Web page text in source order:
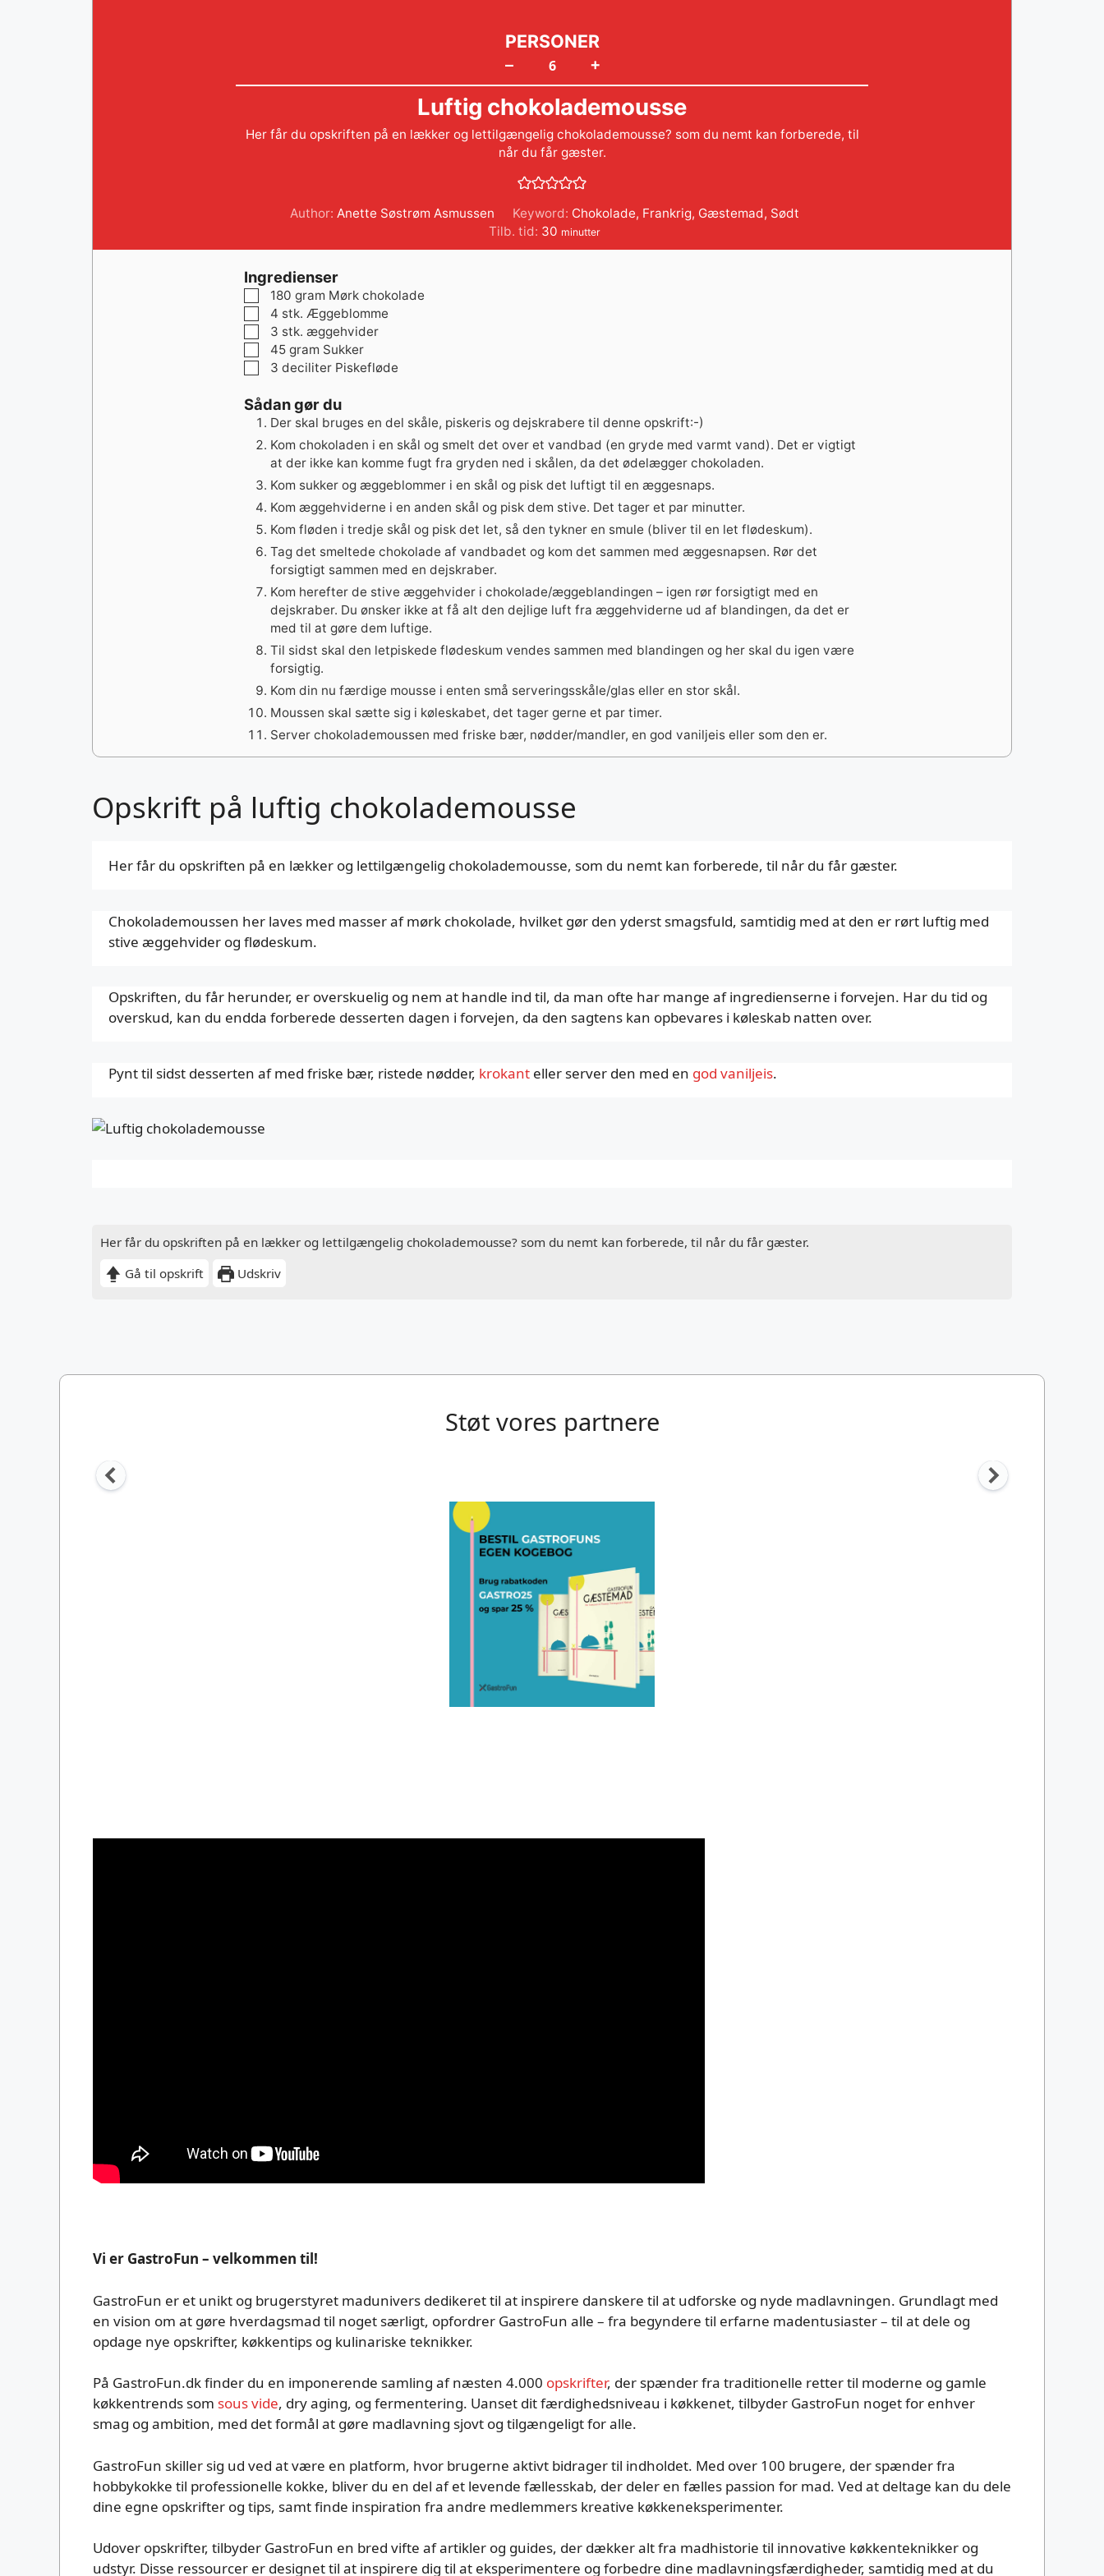
Her får du opskriften på en lækker og lettilgængelig chokolademousse? som du nemt kan forberede, til når du får gæster.
Gå til opskrift
Udskriv
Opskrift på luftig chokolademousse
Her får du opskriften på en lækker og lettilgængelig chokolademousse, som du nemt kan forberede, til når du får gæster.
Chokolademoussen her laves med masser af mørk chokolade, hvilket gør den yderst smagsfuld, samtidig med at den er rørt luftig med
stive æggehvider og flødeskum.
Opskriften, du får herunder, er overskuelig og nem at handle ind til, da man ofte har mange af ingredienserne i forvejen. Har du tid og
overskud, kan du endda forberede desserten dagen i forvejen, da den sagtens kan opbevares i køleskab natten over.
Pynt til sidst desserten af med friske bær, ristede nødder, krokant eller server den med en god vaniljeis.
– +
PERSONER
Luftig chokolademousse
Her får du opskriften på en lækker og lettilgængelig chokolademousse? som du nemt kan forberede, til
når du får gæster.
Author: Anette Søstrøm Asmussen Keyword: Chokolade, Frankrig, Gæstemad, Sødt
Tilb. tid: 30minutter
minutter
Ingredienser
▢180 gram Mørk chokolade
▢
4 stk. Æggeblomme
▢
3 stk. æggehvider
▢
45 gram Sukker
▢
3 deciliter Piskefløde
Sådan gør du
Der skal bruges en del skåle, piskeris og dejskrabere til denne opskrift:-)
Kom chokoladen i en skål og smelt det over et vandbad (en gryde med varmt vand). Det er vigtigt
at der ikke kan komme fugt fra gryden ned i skålen, da det ødelægger chokoladen.
Kom sukker og æggeblommer i en skål og pisk det luftigt til en æggesnaps.
Kom æggehviderne i en anden skål og pisk dem stive. Det tager et par minutter.
Kom fløden i tredje skål og pisk det let, så den tykner en smule (bliver til en let flødeskum).
Tag det smeltede chokolade af vandbadet og kom det sammen med æggesnapsen. Rør det
forsigtigt sammen med en dejskraber.
Kom herefter de stive æggehvider i chokolade/æggeblandingen – igen rør forsigtigt med en
dejskraber. Du ønsker ikke at få alt den dejlige luft fra æggehviderne ud af blandingen, da det er
med til at gøre dem luftige.
Til sidst skal den letpiskede flødeskum vendes sammen med blandingen og her skal du igen være
forsigtig.
Kom din nu færdige mousse i enten små serveringsskåle/glas eller en stor skål.
Moussen skal sætte sig i køleskabet, det tager gerne et par timer.
Server chokolademoussen med friske bær, nødder/mandler, en god vaniljeis eller som den er.
Støt vores partnere
Vi er GastroFun – velkommen til!
GastroFun er et unikt og brugerstyret madunivers dedikeret til at inspirere danskere til at udforske og nyde madlavningen. Grundlagt med
en vision om at gøre hverdagsmad til noget særligt, opfordrer GastroFun alle – fra begyndere til erfarne madentusiaster – til at dele og
opdage nye opskrifter, køkkentips og kulinariske teknikker.
På GastroFun.dk finder du en imponerende samling af næsten 4.000 opskrifter, der spænder fra traditionelle retter til moderne og gamle
køkkentrends som sous vide, dry aging, og fermentering. Uanset dit færdighedsniveau i køkkenet, tilbyder GastroFun noget for enhver
smag og ambition, med det formål at gøre madlavning sjovt og tilgængeligt for alle.
GastroFun skiller sig ud ved at være en platform, hvor brugerne aktivt bidrager til indholdet. Med over 100 brugere, der spænder fra
hobbykokke til professionelle kokke, bliver du en del af et levende fællesskab, der deler en fælles passion for mad. Ved at deltage kan du dele
dine egne opskrifter og tips, samt finde inspiration fra andre medlemmers kreative køkkeneksperimenter.
Udover opskrifter, tilbyder GastroFun en bred vifte af artikler og guides, der dækker alt fra madhistorie til innovative køkkenteknikker og
udstyr. Disse ressourcer er designet til at inspirere dig til at eksperimentere og forbedre dine madlavningsfærdigheder, samtidig med at du